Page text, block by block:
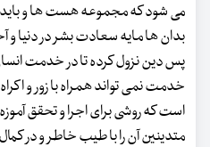
می شود که مجموعه هست ها و
بدان ها مایه سعادت بشر در دنیا و
پس دین نزول کرده تا در خدمت
خدمت نمی تواند همراه با زور و
است که روشی برای اجرا و تحقق
متدینین آن را با طیب خاطر و در